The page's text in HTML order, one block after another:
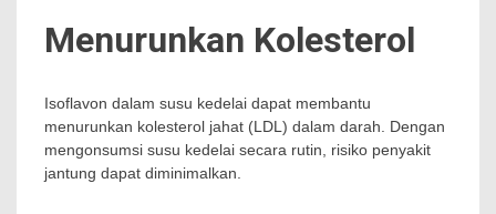
Menurunkan Kolesterol
Isoflavon dalam susu kedelai dapat membantu
menurunkan kolesterol jahat (LDL) dalam darah. Dengan
mengonsumsi susu kedelai secara rutin, risiko penyakit
jantung dapat diminimalkan.